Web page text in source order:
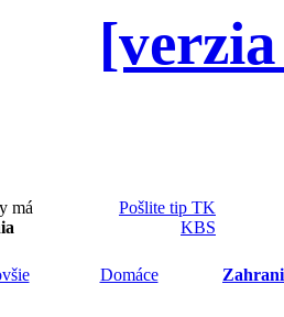
má
Pošlite tip TK
KBS
Domáce